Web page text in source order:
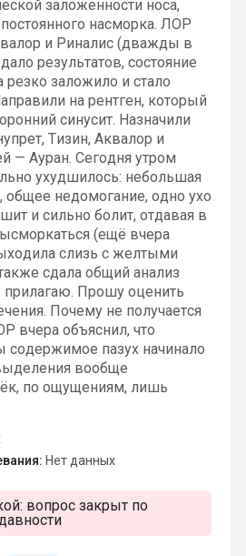
заложенности носа,
насморка. ЛОР
и Риналис (дважды в
результатов, состояние
заложило и стало
на рентген, который
синусит. Назначили
Тизин, Аквалор и
— Ауран. Сегодня утром
ухудшилось: небольшая
общее недомогание, одно ухо
и сильно болит, отдавая в
(ещё вчера
слизь с желтыми
сдала общий анализ
прилагаю. Прошу оценить
Почему не получается
вчера объяснил, что
содержимое пазух начинало
вообще
по ощущениям, лишь
Нет данных
вопрос закрыт по